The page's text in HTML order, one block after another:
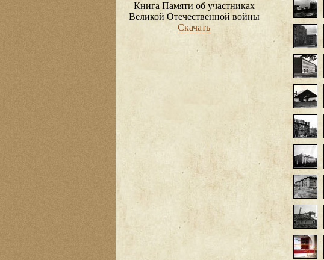
Книга Памяти об участниках
Великой Отечественной войны
Скачать